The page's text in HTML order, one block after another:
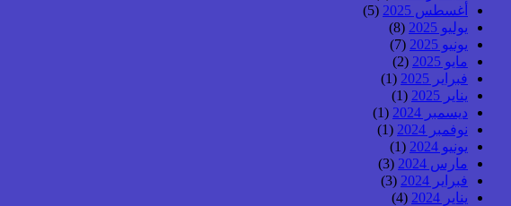
أغسطس 2025
(5)
يوليو 2025
(8)
يونيو 2025
(7)
مايو 2025
(2)
فبراير 2025
(1)
يناير 2025
(1)
ديسمبر 2024
(1)
نوفمبر 2024
(1)
يونيو 2024
(1)
مارس 2024
(3)
فبراير 2024
(3)
يناير 2024
(4)